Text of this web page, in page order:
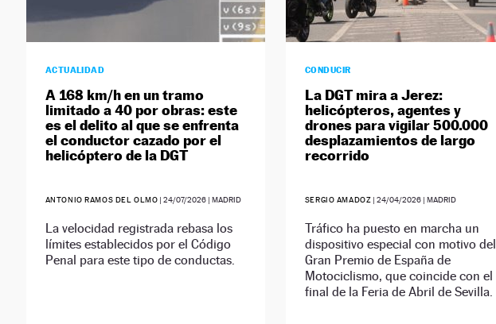
ACTUALIDAD
A 168 km/h en un tramo
limitado a 40 por obras: este
es el delito al que se enfrenta
el conductor cazado por el
helicóptero de la DGT
ANTONIO RAMOS DEL OLMO |24/07/2026 | MADRID
La velocidad registrada rebasa los
límites establecidos por el Código
Penal para este tipo de conductas.
CONDUCIR
La DGT mira a Jerez:
helicópteros, agentes y
drones para vigilar 500.000
desplazamientos de largo
recorrido
SERGIO AMADOZ |24/04/2026 | MADRID
Tráfico ha puesto en marcha un
dispositivo especial con motivo del
Gran Premio de España de
Motociclismo, que coincide con el
final de la Feria de Abril de Sevilla.